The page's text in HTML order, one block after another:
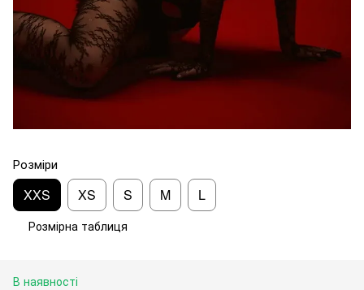
Розміри
XXS XS S M L
Розмірна таблиця
В наявності